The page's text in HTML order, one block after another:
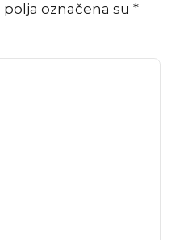
označena su *